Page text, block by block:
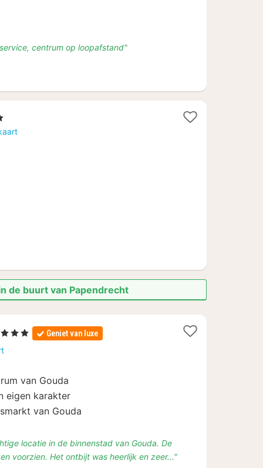
centrum op loopafstand"
de buurt van Papendrecht
Geniet van luxe
van Gouda
eigen karakter
van Gouda
locatie in de binnenstad van Gouda. De
voorzien. Het ontbijt was heerlijk en zeer..."